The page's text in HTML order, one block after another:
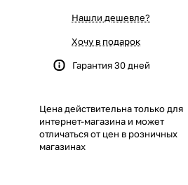
Нашли дешевле?
Хочу в подарок
Гарантия 30 дней
Цена действительна только для
интернет-магазина и может
отличаться от цен в розничных
магазинах